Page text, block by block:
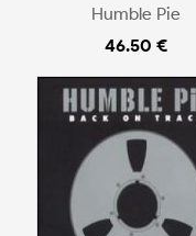
Humble Pie
46.50 €